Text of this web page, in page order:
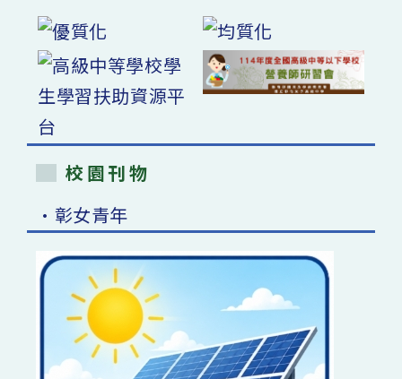
校園刊物
•彰女青年